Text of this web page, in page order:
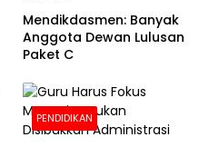
Mendikdasmen: Banyak
Anggota Dewan Lulusan
Paket C
PENDIDIKAN